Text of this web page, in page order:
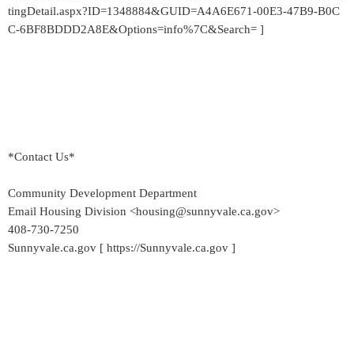
tingDetail.aspx?ID=1348884&GUID=A4A6E671-00E3-47B9-B0C
C-6BF8BDDD2A8E&Options=info%7C&Search= ]
*Contact Us*
Community Development Department
Email Housing Division <housing@sunnyvale.ca.gov>
408-730-7250
Sunnyvale.ca.gov [ https://Sunnyvale.ca.gov ]